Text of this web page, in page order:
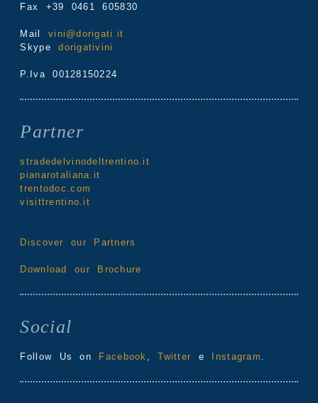
Fax +39 0461 605830
Mail vini@dorigati.it
Skypedorigativini
P.Iva 00128150224
Partner
stradedelvinodeltrentino.it
pianarotaliana.it
trentodoc.com
visittrentino.it
Discover our Partners
Download our Brochure
Social
Follow Us on Facebook ,Twitter e Instagram